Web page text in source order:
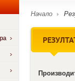
Начало